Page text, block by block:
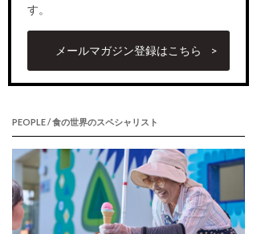
す。
メールマガジン登録はこちら
PEOPLE / 食の世界のスペシャリスト